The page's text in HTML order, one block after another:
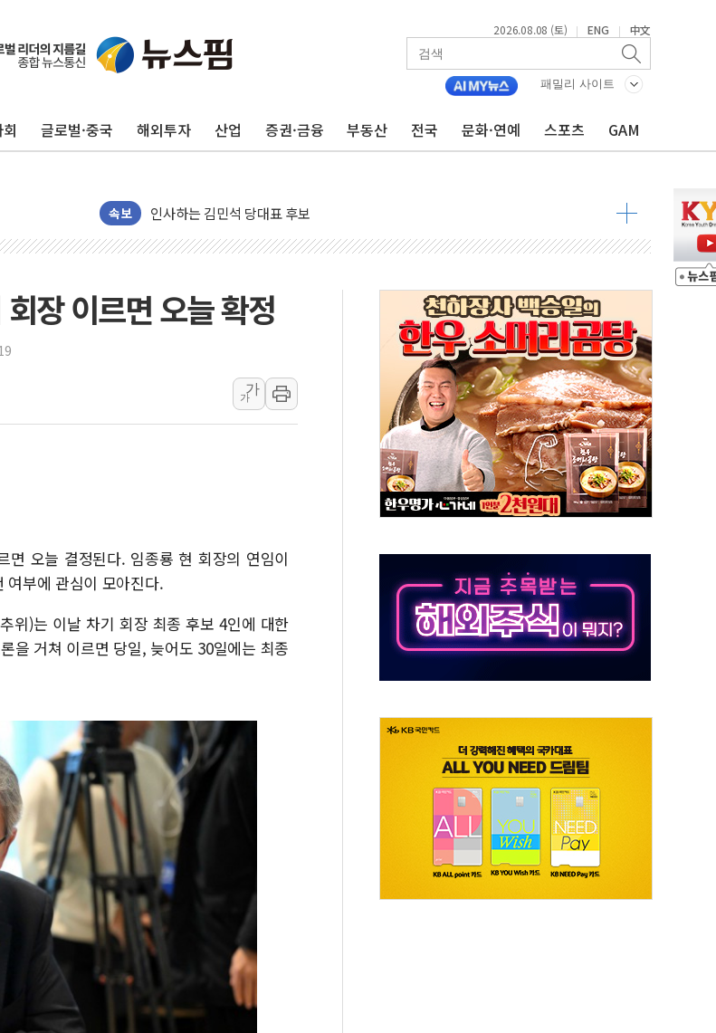
2026.08.08 (토) | ENG | 中文
패밀리 사이트
글로벌·중국 해외투자 산업 증권·금융 부동산 전국 문화·연예 스포츠 GAM
속보
인천 합동연설회 나선 송영길·정청래·김민석 당대표 후보
인사하는 김민석 당대표 후보
[속보] 민주, 인천 경선 결과 발표...김민석 45.09% 정청래 43.27% 송영길 11.63%
[속보] 민주, 제주 경선 결과 발표...김민석 52.64% 정청래 39.89% 송영길 7.47%
이번주 국내 주요 금융일정(8.10~8.14)
美, 이란전 출구전략 만지작…공습 한계·탄약 부족 현실화
강릉·동해·삼척 시간당 최대 50㎜ 폭우…강원 동해안 강한 비 이어져
폐기물 수거하다 참변…60대 환경미화원 수거차에 치여 사망
서울 중랑구 주택가서 흉기 난동…60대 남성 2명 숨져
李대통령 "결혼 때문에 손해 보는 일 없게"…'결혼 페널티' 22개 과제 손본다
여수 오동도 인근 해상서 모터보트 전복…1명 사망·1명 실종
추미애, '위안부' 피해자 기림의 날 참석..."국제적 시민 연대로 목소리 내야"
인천서 말다툼 중 어머니 흉기 살해 10대 아들 체포
'화합' 꺼낸 김민석에 '뻔뻔' 받아친 정청래…제주 연설서 신경전 고조
李대통령, ISA 개편 재검토 지시…與 "적극 환영"·野 "졸속 국정"
동해중부 전 해상 풍랑주의보…10일까지 최대 3.5m 높은 물결
장 이르면 오늘 확정
가
가
오늘 결정된다. 임종룡 현 회장의 연임이
여부에 관심이 모아진다.
위)는 이날 차기 회장 최종 후보 4인에 대한
을 거쳐 이르면 당일, 늦어도 30일에는 최종